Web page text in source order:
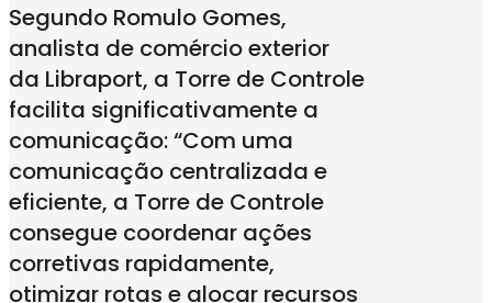
Segundo Romulo Gomes,
analista de comércio exterior
da Libraport, a Torre de Controle
facilita significativamente a
comunicação: “Com uma
comunicação centralizada e
eficiente, a Torre de Controle
consegue coordenar ações
corretivas rapidamente,
otimizar rotas e alocar recursos